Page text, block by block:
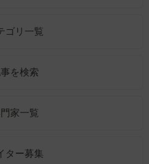
ゴリ一覧
を検索
家一覧
ター募集